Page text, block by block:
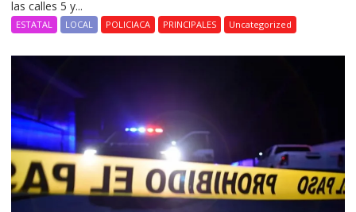
las calles 5 y...
ESTATAL LOCAL POLICIACA PRINCIPALES Uncategorized